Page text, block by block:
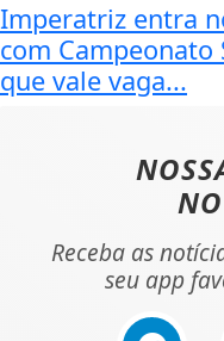
Imperatriz entra
com Campeonato
que vale vaga...
Receba as
seu app